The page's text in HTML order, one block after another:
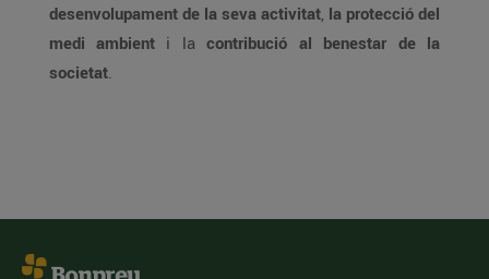
desenvolupament de la seva activitat, la protecció del
medi ambient i la contribució al benestar de la
societat.